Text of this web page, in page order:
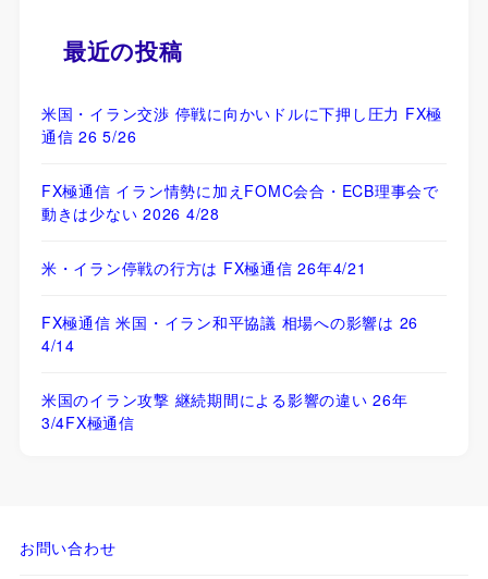
最近の投稿
米国・イラン交渉 停戦に向かいドルに下押し圧力 FX極
通信 26 5/26
FX極通信 イラン情勢に加えFOMC会合・ECB理事会で
動きは少ない 2026 4/28
米・イラン停戦の行方は FX極通信 26年4/21
FX極通信 米国・イラン和平協議 相場への影響は 26
4/14
米国のイラン攻撃 継続期間による影響の違い 26年
3/4FX極通信
お問い合わせ